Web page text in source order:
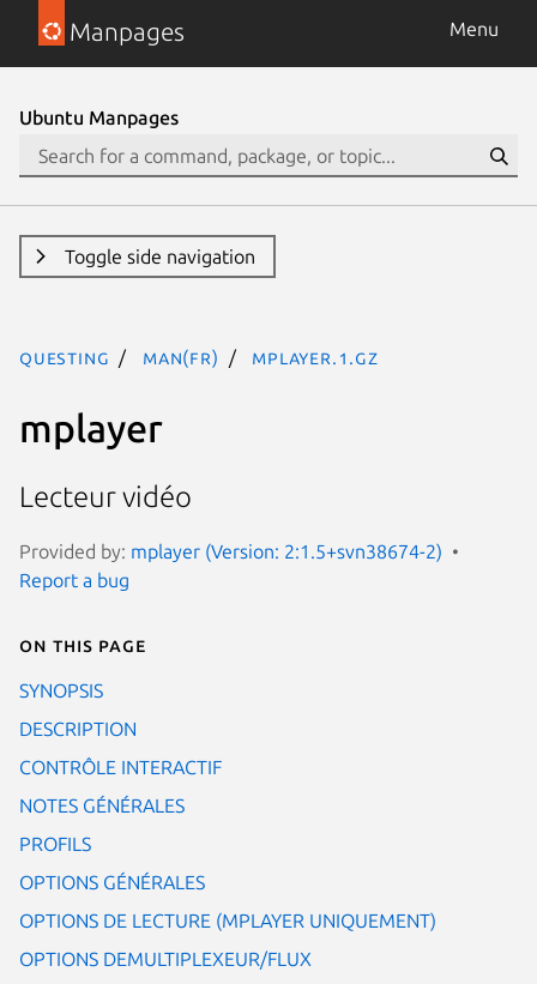
Manpages Menu
Ubuntu Manpages
Toggle side navigation
questing man(fr) mplayer.1.gz
mplayer
Lecteur vidéo
Provided by: mplayer (Version: 2:1.5+svn38674-2)
Report a bug
On this page
SYNOPSIS
DESCRIPTION
CONTRÔLE INTERACTIF
NOTES GÉNÉRALES
PROFILS
OPTIONS GÉNÉRALES
OPTIONS DE LECTURE (MPLAYER UNIQUEMENT)
OPTIONS DEMULTIPLEXEUR/FLUX